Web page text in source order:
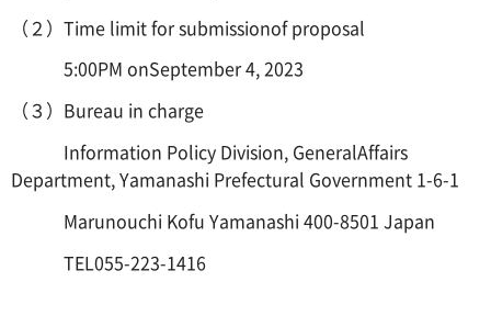
（２）Time limit for submissionof proposal
5:00PM onSeptember 4, 2023
（３）Bureau in charge
Information Policy Division, GeneralAffairs
Department, Yamanashi Prefectural Government 1-6-1
Marunouchi Kofu Yamanashi 400-8501 Japan
TEL055-223-1416